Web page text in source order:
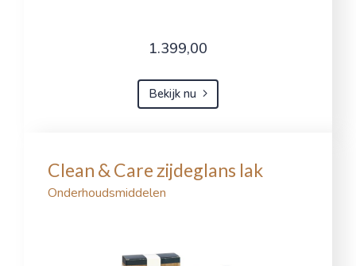
1.399,00
Bekijk nu
Clean & Care zijdeglans lak
Onderhoudsmiddelen